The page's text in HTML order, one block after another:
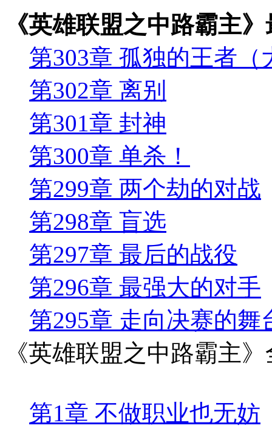
《英雄联盟之中路霸主
第303章 孤独的王者（
第302章 离别
第301章 封神
第300章 单杀！
第299章 两个劫的对战
第298章 盲选
第297章 最后的战役
第296章 最强大的对手
第295章 走向决赛的舞
《英雄联盟之中路霸主
第1章 不做职业也无妨